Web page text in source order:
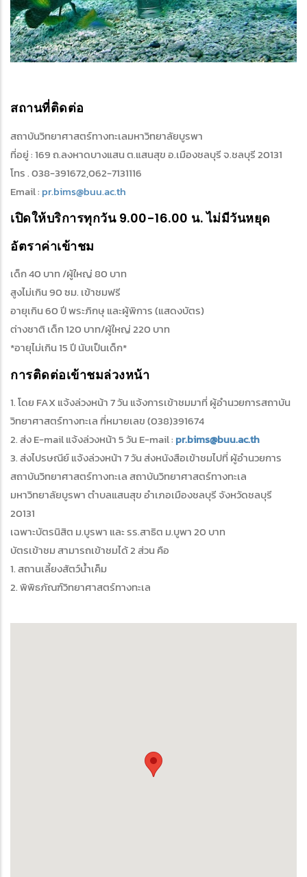
สถานที่ติดต่อ
สถาบันวิทยาศาสตร์ทางทะเลมหาวิทยาลัยบูรพา
ที่อยู่ : 169 ถ.ลงหาดบางแสน ต.แสนสุข อ.เมืองชลบุรี จ.ชลบุรี 20131
โทร . 038-391672,062-7131116
Email : pr.bims@buu.ac.th
เปิดให้บริการทุกวัน 9.00-16.00 น. ไม่มีวันหยุด
อัตราค่าเข้าชม
เด็ก 40 บาท /ผู้ใหญ่ 80 บาท
สูงไม่เกิน 90 ซม. เข้าชมฟรี
อายุเกิน 60 ปี พระภิกษุ และผู้พิการ (แสดงบัตร)
ต่างชาติ เด็ก 120 บาท/ผู้ใหญ่ 220 บาท
*อายุไม่เกิน 15 ปี นับเป็นเด็ก*
การติดต่อเข้าชมล่วงหน้า
1. โดย FAX แจ้งล่วงหน้า 7 วัน แจ้งการเข้าชมมาที่ ผู้อำนวยการสถาบัน
วิทยาศาสตร์ทางทะเล ที่หมายเลข (038)391674
2. ส่ง E-mail แจ้งล่วงหน้า 5 วัน E-mail : pr.bims@buu.ac.th
3. ส่งไปรษณีย์ แจ้งล่วงหน้า 7 วัน ส่งหนังสือเข้าชมไปที่ ผู้อำนวยการ
สถาบันวิทยาศาสตร์ทางทะเล สถาบันวิทยาศาสตร์ทางทะเล
มหาวิทยาลัยบูรพา ตำบลแสนสุข อำเภอเมืองชลบุรี จังหวัดชลบุรี
20131
เฉพาะบัตรนิสิต ม.บูรพา และ รร.สาธิต ม.บูพา 20 บาท
บัตรเข้าชม สามารถเข้าชมได้ 2 ส่วน คือ
1. สถานเลี้ยงสัตว์น้ำเค็ม
2. พิพิธภัณฑ์วิทยาศาสตร์ทางทะเล